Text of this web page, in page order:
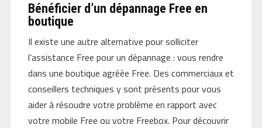
Bénéficier d’un dépannage Free en
boutique
Il existe une autre alternative pour solliciter
l’assistance Free pour un dépannage : vous rendre
dans une boutique agréée Free. Des commerciaux et
conseillers techniques y sont présents pour vous
aider à résoudre votre problème en rapport avec
votre mobile Free ou votre Freebox. Pour découvrir